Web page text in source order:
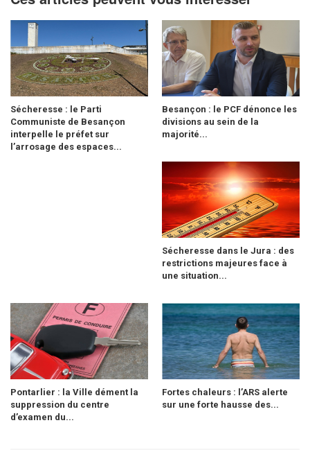
Sécheresse : le Parti
Communiste de Besançon
interpelle le préfet sur
l’arrosage des espaces...
Besançon : le PCF dénonce les
divisions au sein de la
majorité...
Sécheresse dans le Jura : des
restrictions majeures face à
une situation...
Pontarlier : la Ville dément la
suppression du centre
d’examen du...
Fortes chaleurs : l’ARS alerte
sur une forte hausse des...